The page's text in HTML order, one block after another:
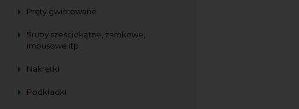
Pręty gwintowane
Śruby sześciokątne, zamkowe,
imbusowe itp
Nakrętki
Podkładki